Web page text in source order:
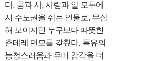
다. 공과 사, 사랑과 일 모두에
서 주도권을 쥐는 인물로, 무심
해 보이지만 누구보다 따뜻한
츤데레 면모를 갖췄다. 특유의
능청스러움과 유머 감각을 더